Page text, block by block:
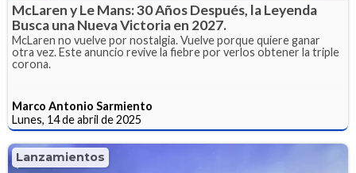
McLaren y Le Mans: 30 Años Después, la Leyenda
Busca una Nueva Victoria en 2027.
McLaren no vuelve por nostalgia. Vuelve porque quiere ganar
otra vez. Este anuncio revive la fiebre por verlos obtener la triple
corona.
Marco Antonio Sarmiento
Lunes, 14 de abril de 2025
Lanzamientos